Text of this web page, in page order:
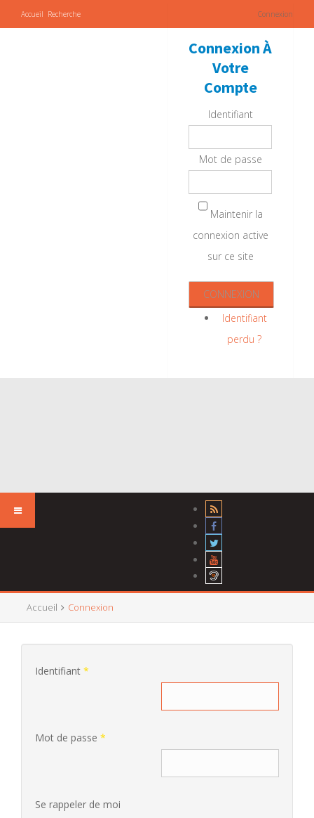
Accueil Recherche Connexion
Connexion À
Votre
Compte
Identifiant
Mot de passe
Maintenir la
connexion active
sur ce site
Identifiant
perdu ?
Accueil Connexion
Identifiant *
Mot de passe *
Se rappeler de moi